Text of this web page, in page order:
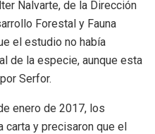
Nalvarte, de la Dirección
Forestal y Fauna
el estudio no había
de la especie, aunque esta
Serfor.
enero de 2017, los
carta y precisaron que el